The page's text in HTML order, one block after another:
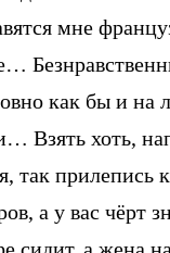
мне
как бы и на
Взять хоть,
так прилепись
а у вас чёрт